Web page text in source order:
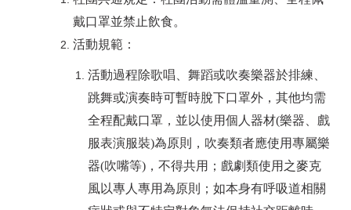
戴口罩並禁止飲食。
活動規範：
活動過程除歌唱、舞蹈或吹奏樂器於排練、
跳舞或演奏時可暫時脫下口罩外，其他均需
全程配戴口罩，並以使用個人器材(樂器、戲
服表演服裝)為原則，吹奏類者應使用專屬樂
器(吹嘴等)，不得共用；戲劇類使用之麥克
風以專人專用為原則；如本身有呼吸道相關